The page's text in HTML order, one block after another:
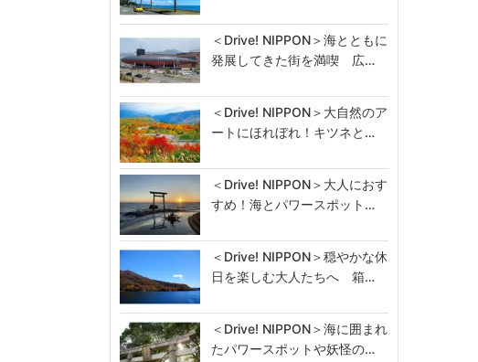
＜Drive! NIPPON＞海とともに
発展してきた街を満喫 広…
＜Drive! NIPPON＞大自然のア
ートにほれぼれ！キツネと…
＜Drive! NIPPON＞大人におす
すめ！海とパワースポット…
＜Drive! NIPPON＞穏やかな休
日を楽しむ大人たちへ 箱…
＜Drive! NIPPON＞海に囲まれ
たパワースポットや妖怪の…